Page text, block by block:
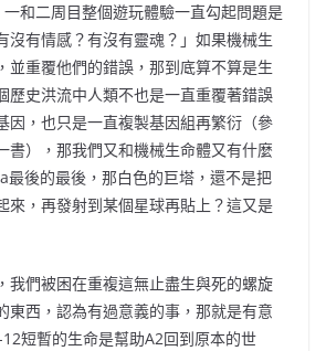
和二周目整個遊玩體驗一直勾起問題是
沒有情感？有沒有靈魂？」如果機械生
並重覆他們的錯誤，那到底算不算是生
歷史洪流中人類不也是一直重覆著錯誤
因，也只是一直複製基因組再繁衍（參
書），那我們又和機械生命體又有什麼
後的最後，那白色的巨塔，還不是把
來，再發射到某個星球再貼上？這又是
我們被困在重複這無止盡生與死的螺旋
東西，認為有過意義的事，那就是有意
短暫的生命是幫助A2回到原本的世